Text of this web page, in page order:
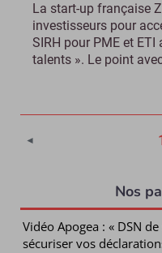
La start-up française
investisseurs pour
SIRH pour PME et
talents ». Le point
◄
Nos
Vidéo Apogea : « DSN
sécuriser vos